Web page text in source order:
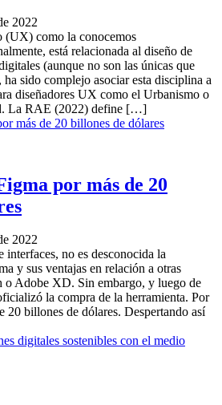
2022
(UX) como la conocemos
está relacionada al diseño de
(aunque no son las únicas que
sido complejo asociar esta disciplina a
diseñadores UX como el Urbanismo o
La RAE (2022) define […]
por más de 20
2022
interfaces, no es desconocida la
y sus ventajas en relación a otras
o Adobe XD. Sin embargo, y luego de
la compra de la herramienta. Por
20 billones de dólares. Despertando así